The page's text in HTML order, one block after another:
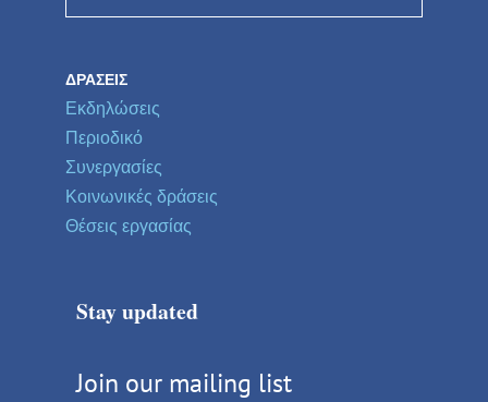
ΔΡΆΣΕΙΣ
Εκδηλώσεις
Περιοδικό
Συνεργασίες
Κοινωνικές δράσεις
Θέσεις εργασίας
Stay updated
Join our mailing list